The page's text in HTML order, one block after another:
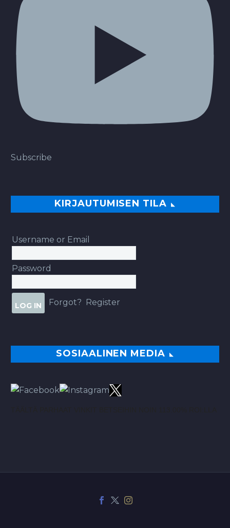
Subscribe
KIRJAUTUMISEN TILA
Username or Email
Password
Forgot? Register
SOSIAALINEN MEDIA